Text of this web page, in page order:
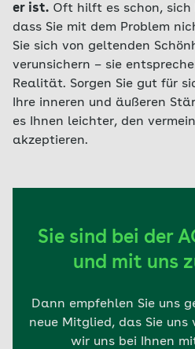
er ist. Oft hilft es schon, sich
dass Sie mit dem Problem
Sie sich von geltenden
verunsichern – sie
Realität. Sorgen Sie gut für
Ihre inneren und äußeren
es Ihnen leichter, den
akzeptieren.
Sie sind bei der
und mit uns
Dann empfehlen Sie uns
neue Mitglied, das Sie
wir uns bei Ihnen